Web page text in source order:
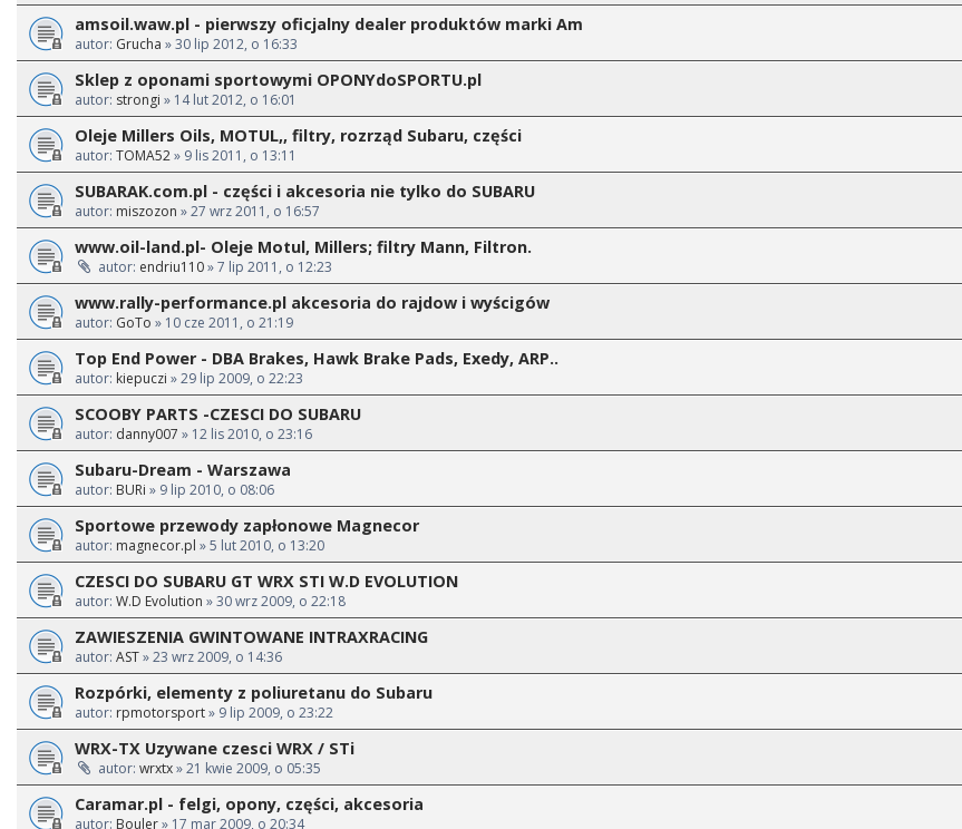
amsoil.waw.pl - pierwszy oficjalny dealer produktów marki Am
autor: Grucha » 30 lip 2012, o 16:33
Sklep z oponami sportowymi OPONYdoSPORTU.pl
autor: strongi » 14 lut 2012, o 16:01
Oleje Millers Oils, MOTUL,, filtry, rozrząd Subaru, części
autor: TOMA52» 9 lis 2011, o 13:11
SUBARAK.com.pl - części i akcesoria nie tylko do SUBARU
autor: miszozon » 27 wrz 2011, o 16:57
www.oil-land.pl- Oleje Motul, Millers; filtry Mann, Filtron.
autor: endriu110» 7 lip 2011, o 12:23
www.rally-performance.pl akcesoria do rajdow i wyścigów
autor: GoTo » 10 cze 2011, o 21:19
Top End Power - DBA Brakes, Hawk Brake Pads, Exedy, ARP..
autor: kiepuczi » 29 lip 2009, o 22:23
SCOOBY PARTS -CZESCI DO SUBARU
autor: danny007 » 12 lis 2010, o 23:16
Subaru-Dream - Warszawa
autor: BURi » 9 lip 2010, o 08:06
Sportowe przewody zapłonowe Magnecor
autor: magnecor.pl » 5 lut 2010, o 13:20
CZESCI DO SUBARU GT WRX STI W.D EVOLUTION
autor: W.D Evolution » 30 wrz 2009, o 22:18
ZAWIESZENIA GWINTOWANE INTRAXRACING
autor: AST» 23 wrz 2009, o 14:36
Rozpórki, elementy z poliuretanu do Subaru
autor: rpmotorsport» 9 lip 2009, o 23:22
WRX-TX Uzywane czesci WRX / STi
autor: wrxtx» 21 kwie 2009, o 05:35
Caramar.pl - felgi, opony, części, akcesoria
autor: Bouler» 17 mar 2009, o 20:34